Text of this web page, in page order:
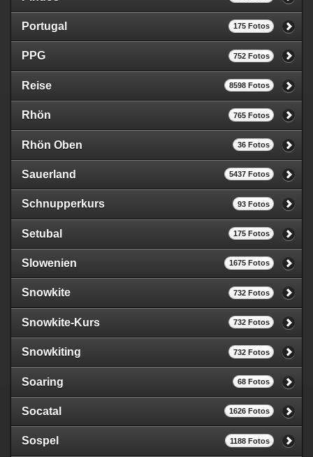
Portugal 175 Fotos
PPG 752 Fotos
Reise 8598 Fotos
Rhön 765 Fotos
Rhön Oben 36 Fotos
Sauerland 5437 Fotos
Schnupperkurs 93 Fotos
Setubal 175 Fotos
Slowenien 1675 Fotos
Snowkite 732 Fotos
Snowkite-Kurs 732 Fotos
Snowkiting 732 Fotos
Soaring 68 Fotos
Socatal 1626 Fotos
Sospel 1188 Fotos